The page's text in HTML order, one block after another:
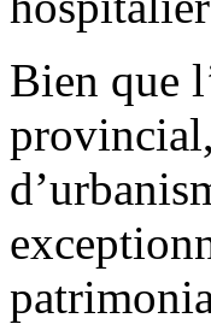
Bien que